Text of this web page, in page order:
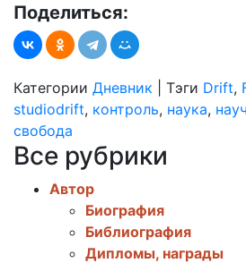
Поделиться:
Категории Дневник Тэги Drift,
studiodrift, контроль, наука,
свобода
Все рубрики
Автор
Биография
Библиография
Дипломы, награды